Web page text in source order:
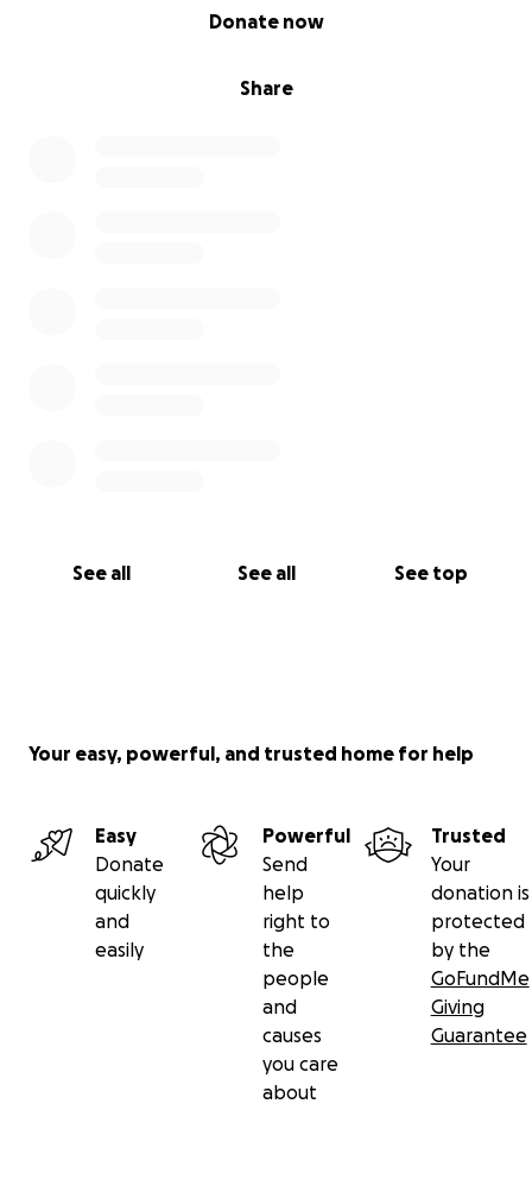
Share
Donate now
See all See all See top
Your easy, powerful, and trusted home for help
Easy
Donate
quickly
and
easily
Powerful
Send
help
right to
the
people
and
causes
you care
about
Trusted
Your
donation is
protected
by the
GoFundMe
Giving
Guarantee